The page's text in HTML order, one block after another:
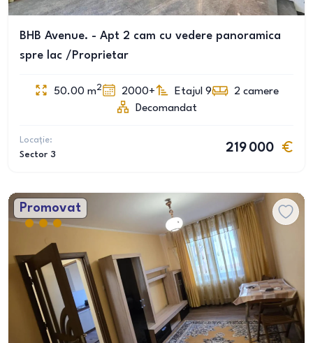
BHB Avenue. - Apt 2 cam cu vedere panoramica
spre lac /Proprietar
50.00 m2 2000+ Etajul 9 2 camere
Decomandat
Locație:
Sector 3
219 000
Promovat